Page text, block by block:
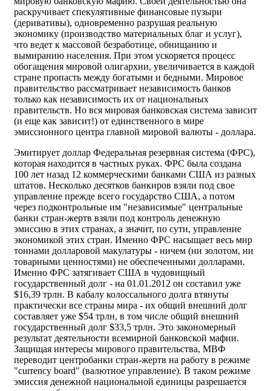
раскручивает спекулятивные финансовые пузыри
(деривативы), одновременно разрушая реальную
экономику (производство материальных благ и услуг),
что ведет к массовой безработице, обнищанию и
вымиранию населения. При этом ускоряется процесс
обогащения мировой олигархии, увеличивается в каждой
стране пропасть между богатыми и бедными. Мировое
правительство рассматривает независимость банков
только как независимость их от национальных
правительств. Но вся мировая банковская система зависит
(и еще как зависит!) от единственного в мире
эмиссионного центра главной мировой валюты - доллара.
Эмитирует доллар Федеральная резервная система (ФРС),
которая находится в частных руках. ФРС была создана
100 лет назад 12 коммерческими банками США из разных
штатов. Несколько десятков банкиров взяли под свое
управление прежде всего государство США, а потом
через подконтрольные им "независимые" центральные
банки стран-жертв взяли под контроль денежную
эмиссию в этих странах, а значит, по сути, управление
экономикой этих стран. Именно ФРС насыщает весь мир
тоннами долларовой макулатуры - ничем (ни золотом, ни
товарными ценностями) не обеспеченными долларами.
Именно ФРС затягивает США в чудовищный
государственный долг - на 01.01.2012 он составил уже
$16,39 трлн. В кабалу колоссального долга втянуты
практически все страны мира - их общий внешний долг
составляет уже $54 трлн, в том числе общий внешний
государственный долг $33,5 трлн. Это закономерный
результат деятельности всемирной банковской мафии.
Защищая интересы мирового правительства, МВФ
переводит центробанки стран-жертв на работу в режиме
"currency board" (валютное управление). В таком режиме
эмиссия денежной национальной единицы разрешается